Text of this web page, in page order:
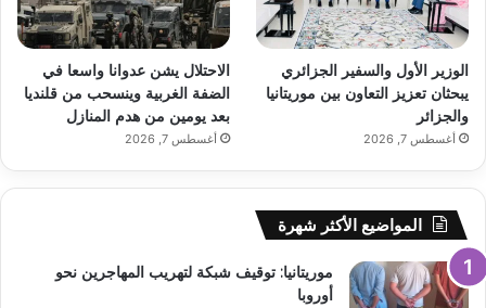
الوزير الأول والسفير الجزائري
يبحثان تعزيز التعاون بين موريتانيا
والجزائر
أغسطس 7, 2026
الاحتلال يشن عدوانا واسعا في
الضفة الغربية وينسحب من قلنديا
بعد يومين من هدم المنازل
أغسطس 7, 2026
المواضيع الأكثر شهرة
موريتانيا: توقيف شبكة لتهريب المهاجرين نحو
أوروبا